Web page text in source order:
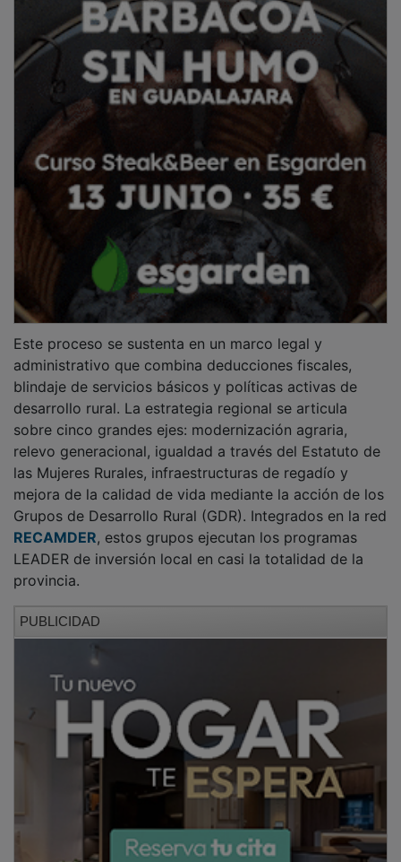
Este proceso se sustenta en un marco legal y
administrativo que combina deducciones fiscales,
blindaje de servicios básicos y políticas activas de
desarrollo rural. La estrategia regional se articula
sobre cinco grandes ejes: modernización agraria,
relevo generacional, igualdad a través del Estatuto de
las Mujeres Rurales, infraestructuras de regadío y
mejora de la calidad de vida mediante la acción de los
Grupos de Desarrollo Rural (GDR). Integrados en la red
RECAMDER, estos grupos ejecutan los programas
LEADER de inversión local en casi la totalidad de la
provincia.
PUBLICIDAD
Este ecosistema, reforzado por la labor de entidades
comoHolapuebloo
como la Sierra Norte, el Señorío de Molina y la Alcarria
como destinos para conciliar el bienestar personal y el
progreso profesional.
PUBLICIDAD